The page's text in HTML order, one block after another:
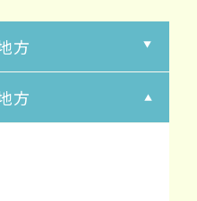
方
方